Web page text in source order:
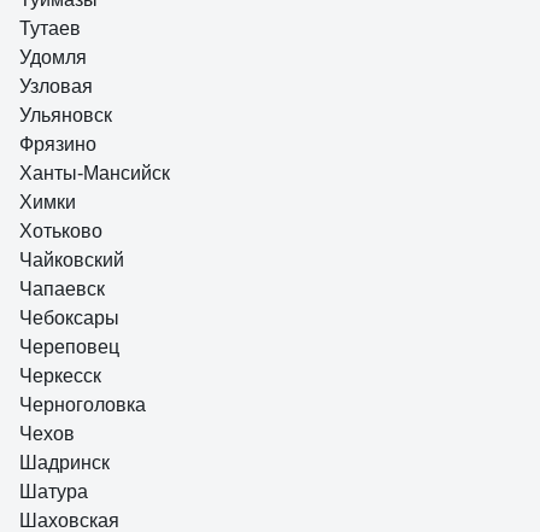
Тутаев
Удомля
Узловая
Ульяновск
Фрязино
Ханты-Мансийск
Химки
Хотьково
Чайковский
Чапаевск
Чебоксары
Череповец
Черкесск
Черноголовка
Чехов
Шадринск
Шатура
Шаховская